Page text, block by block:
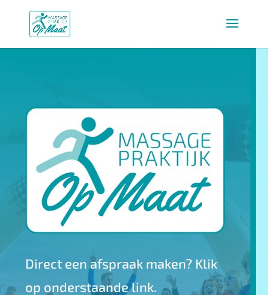
Direct een afspraak maken? Klik
op onderstaande link.